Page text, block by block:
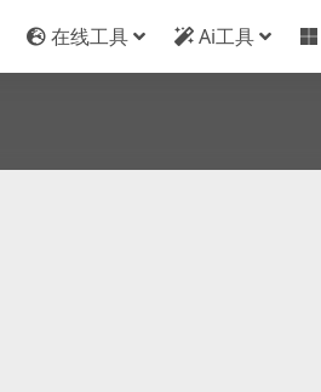
在线工具 Ai工具